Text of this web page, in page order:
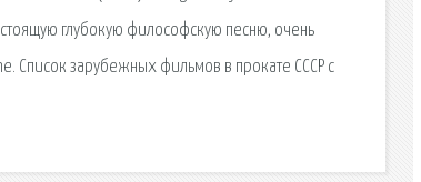
глубокую философскую песню, очень
зарубежных фильмов в прокате СССР с